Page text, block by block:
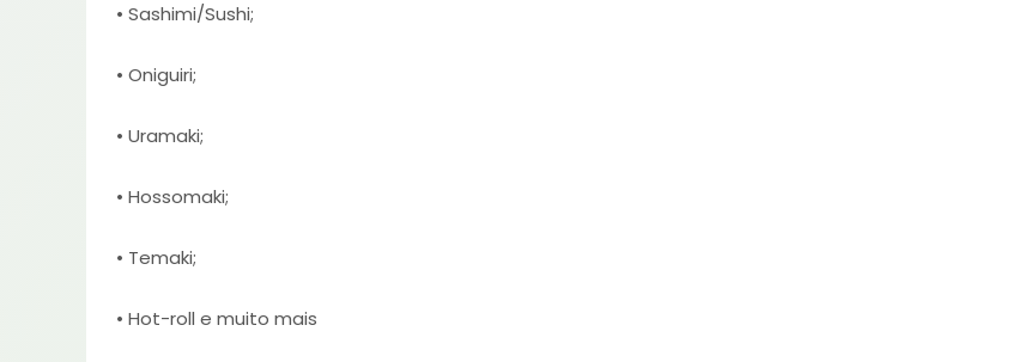
• Sashimi/Sushi;
• Oniguiri;
• Uramaki;
• Hossomaki;
• Temaki;
• Hot-roll e muito mais